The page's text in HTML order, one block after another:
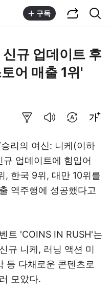
구독
규 업데이트 후
어 매출 1위'
리의 여신: 니케(이하
규 업데이트에 힘입어
, 한국 9위, 대만 10위를
역주행에 성공했다고
트 'COINS IN RUSH'는
규 니케, 러닝 액션 미
등 다채로운 콘텐츠로
모았다.